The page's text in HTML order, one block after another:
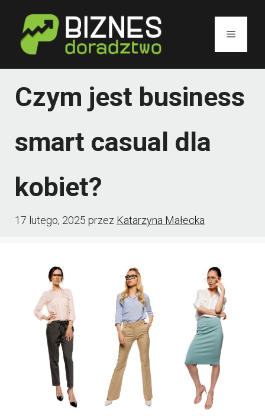
treści
Menu
Czym jest business
smart casual dla
kobiet?
17 lutego, 2025 przez Katarzyna Małecka